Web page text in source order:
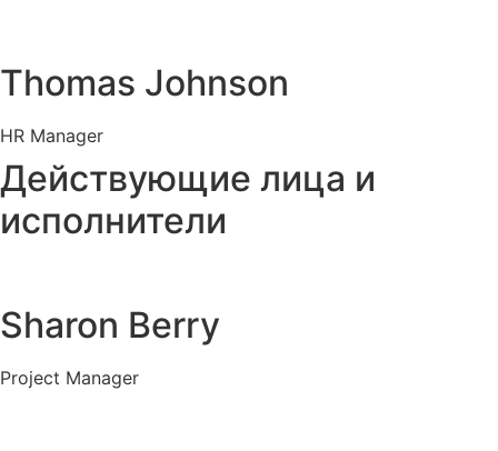
Thomas Johnson
HR Manager
Действующие лица и
исполнители
Sharon Berry
Project Manager